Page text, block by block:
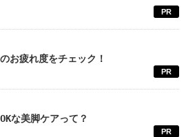
PR
お疲れ度をチェック！
PR
な美脚ケアって？
PR